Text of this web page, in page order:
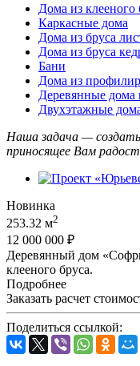
Дома из клееного
Каркасные дома
Дома из бруса
Дома из бруса
Бани
Дома из
Деревянные дома
Двухэтажные
Наша задача —
приносящее Вам
Новинка
253.32 м2
12 000 000 ₽
Деревянный дом
клееного бруса.
Подробнее
Заказать расчет
Поделиться ссылкой: